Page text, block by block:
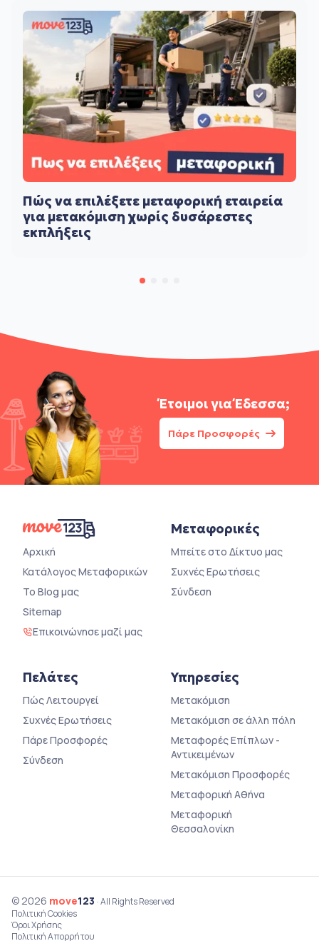
Πώς να επιλέξετε μεταφορική εταιρεία
για μετακόμιση χωρίς δυσάρεστες
εκπλήξεις
Έτοιμοι γιαΈδεσσα;
Πάρε Προσφορές
Αρχική
Κατάλογος Μεταφορικών
Το Blog μας
Sitemap
Επικοινώνησε μαζί μας
Μεταφορικές
Μπείτε στο Δίκτυο μας
Συχνές Ερωτήσεις
Σύνδεση
Πελάτες
Πώς Λειτουργεί
Συχνές Ερωτήσεις
Πάρε Προσφορές
Σύνδεση
Υπηρεσίες
Μετακόμιση
Μετακόμιση σε άλλη πόλη
Μεταφορές Επίπλων -
Αντικειμένων
Μετακόμιση Προσφορές
Μεταφορική Αθήνα
Μεταφορική
Θεσσαλονίκη
© 2026 move123 · All Rights Reserved
Πολιτική Cookies
Όροι Χρήσης
Πολιτική Απορρήτου